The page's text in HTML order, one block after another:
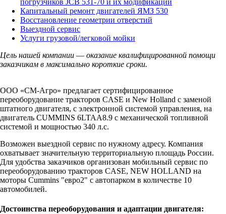
Капитальный ремонт двигателей ЯМЗ 530
Восстановление геометрии отверстий
Выездной сервис
Услуги грузовой/легковой мойки
Цель нашей компании — оказание квалифицированной помощи
заказчикам в максимально короткие сроки.
ООО «СМ-Агро» предлагает сертифицированное
переоборудование тракторов CASE и New Holland с заменой
штатного двигателя, с электронной системой управления, на
двигатель CUMMINS 6LTAA8.9 с механической топливной
системой и мощностью 340 л.с.
Возможен выездной сервис по нужному адресу. Компания
охватывает значительную территориальную площадь России.
Для удобства заказчиков организован мобильный сервис по
переоборудованию тракторов CASE, NEW HOLLAND на
моторы Cummins "евро2" с автопарком в количестве 10
автомобилей.
Достоинства переоборудования и адаптации двигателя: